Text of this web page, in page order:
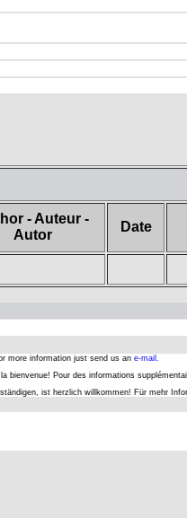
- Auteur -
Autor
Date
more information just send us an e-mail.
bienvenue! Pour des informations
ist herzlich willkommen! Für mehr